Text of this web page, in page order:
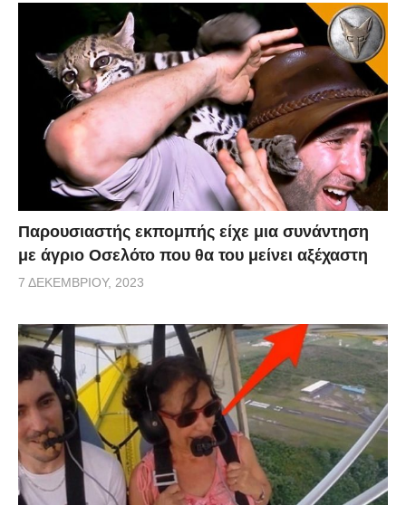
Παρουσιαστής εκπομπής είχε μια συνάντηση
με άγριο Οσελότο που θα του μείνει αξέχαστη
7 ΔΕΚΕΜΒΡΊΟΥ, 2023